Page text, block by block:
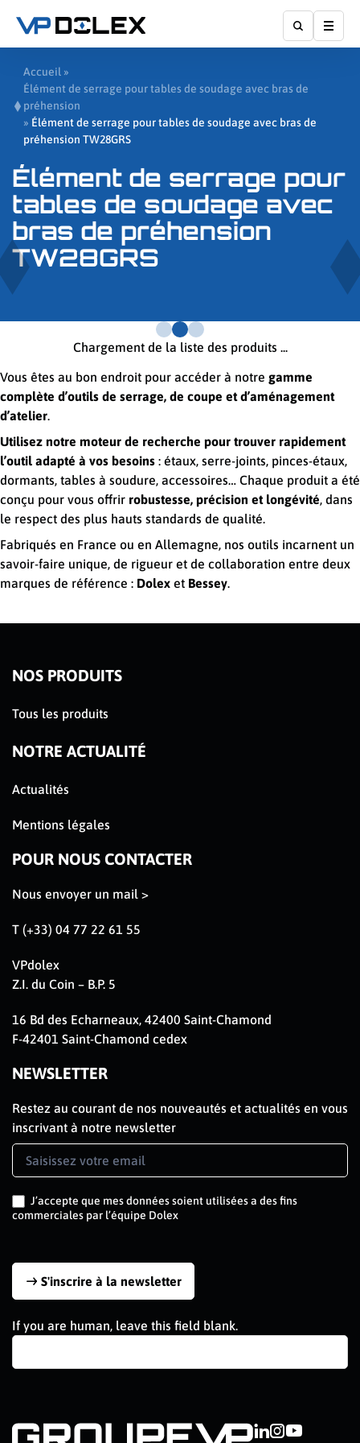
Accueil »
Élément de serrage pour tables de soudage avec bras de
préhension
» Élément de serrage pour tables de soudage avec bras de
préhension TW28GRS
Élément de serrage pour
tables de soudage avec
bras de préhension
TW28GRS
Chargement de la liste des produits ...
Vous êtes au bon endroit pour accéder à notre gamme
complète d’outils de serrage, de coupe et d’aménagement
d’atelier.
Utilisez notre moteur de recherche pour trouver rapidement
l’outil adapté à vos besoins : étaux, serre-joints, pinces-étaux,
dormants, tables à soudure, accessoires… Chaque produit a été
conçu pour vous offrir robustesse, précision et longévité, dans
le respect des plus hauts standards de qualité.
Fabriqués en France ou en Allemagne, nos outils incarnent un
savoir-faire unique, de rigueur et de collaboration entre deux
marques de référence : Dolex et Bessey.
NOS PRODUITS
Tous les produits
NOTRE ACTUALITÉ
Actualités
Mentions légales
POUR NOUS CONTACTER
Nous envoyer un mail >
T (+33) 04 77 22 61 55
VPdolex
Z.I. du Coin – B.P. 5
16 Bd des Echarneaux, 42400 Saint-Chamond
F-42401 Saint-Chamond cedex
NEWSLETTER
Restez au courant de nos nouveautés et actualités en vous
inscrivant à notre newsletter
Newsletter
Signup
J’accepte que mes données soient utilisées a des fins
commerciales par l’équipe Dolex
S'inscrire à la newsletter
If you are human, leave this field blank.